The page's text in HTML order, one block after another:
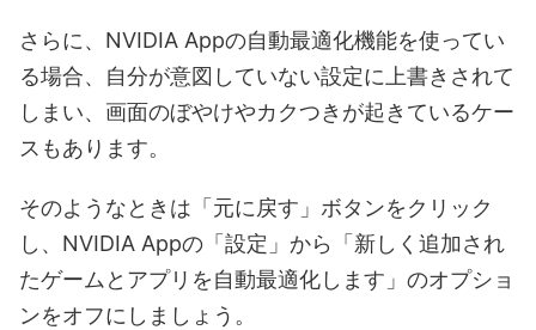
さらに、NVIDIA Appの自動最適化機能を使ってい
る場合、自分が意図していない設定に上書きされて
しまい、画面のぼやけやカクつきが起きているケー
スもあります。
そのようなときは「元に戻す」ボタンをクリック
し、NVIDIA Appの「設定」から「新しく追加され
たゲームとアプリを自動最適化します」のオプショ
ンをオフにしましょう。